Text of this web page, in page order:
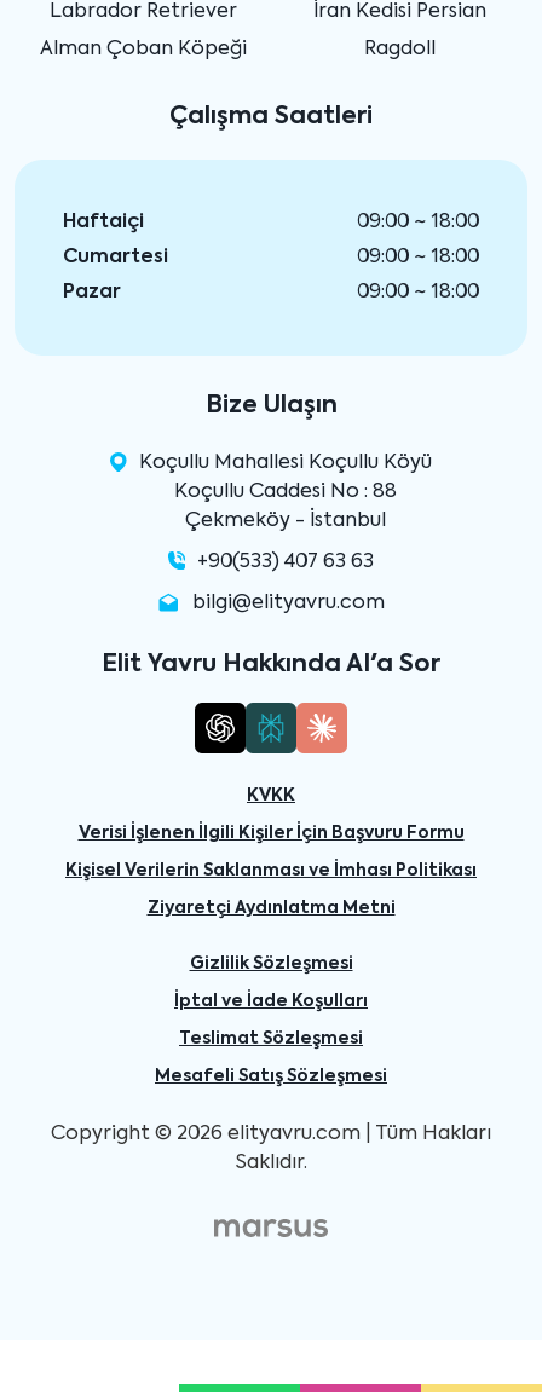
Labrador Retriever
Alman Çoban Köpeği
İran Kedisi Persian
Ragdoll
Çalışma Saatleri
Haftaiçi
09:00 ~ 18:00
Cumartesi
09:00 ~ 18:00
Pazar
09:00 ~ 18:00
Bize Ulaşın
Koçullu Mahallesi Koçullu Köyü
Koçullu Caddesi No : 88
Çekmeköy - İstanbul
+90(533) 407 63 63
bilgi@elityavru.com
Elit Yavru Hakkında AI'a Sor
KVKK
Verisi İşlenen İlgili Kişiler İçin Başvuru Formu
Kişisel Verilerin Saklanması ve İmhası Politikası
Ziyaretçi Aydınlatma Metni
Gizlilik Sözleşmesi
İptal ve İade Koşulları
Teslimat Sözleşmesi
Mesafeli Satış Sözleşmesi
Copyright © 2026 elityavru.com | Tüm Hakları
Saklıdır.